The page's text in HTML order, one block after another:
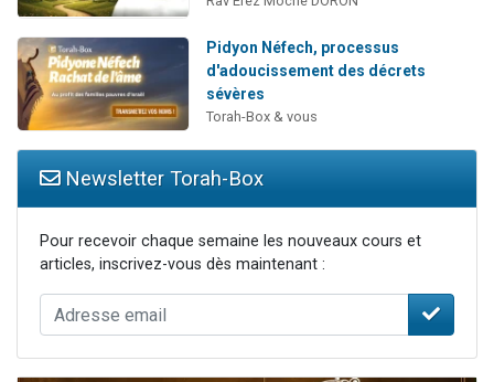
Pidyon Néfech, processus
d'adoucissement des décrets
sévères
Torah-Box & vous
Newsletter Torah-Box
Pour recevoir chaque semaine les nouveaux cours et
articles, inscrivez-vous dès maintenant :